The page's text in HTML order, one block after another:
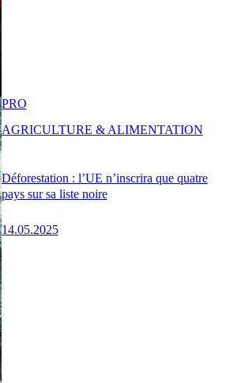
Déforestation : l’UE n’inscrira que quatre
pays sur sa liste noire
14.05.2025
PRO
AGRICULTURE & ALIMENTATION